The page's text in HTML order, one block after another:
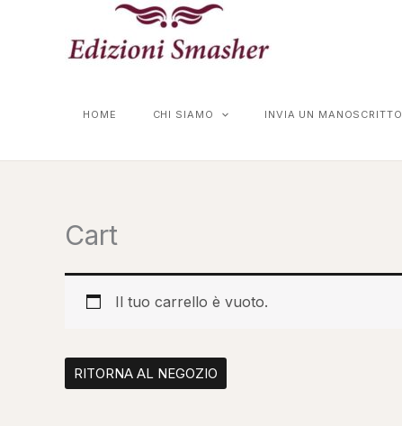
contenuto
HOME CHI SIAMO INVIA UN MANOSCRITTO
Cart
Il tuo carrello è vuoto.
RITORNA AL NEGOZIO